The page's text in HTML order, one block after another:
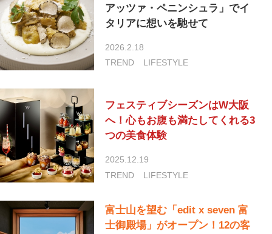
アッツァ・ペニンシュラ」でイ
タリアに想いを馳せて
2026.2.18
TREND
LIFESTYLE
フェスティブシーズンはW大阪
へ！心もお腹も満たしてくれる3
つの美食体験
2025.12.19
TREND
LIFESTYLE
富士山を望む「edit x seven 富
士御殿場」がオープン！12の客